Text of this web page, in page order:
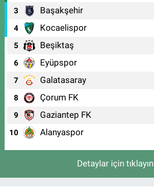
3 Başakşehir
4 Kocaelispor
5 Beşiktaş
6 Eyüpspor
7 Galatasaray
8 Çorum FK
9 Gaziantep FK
10 Alanyaspor
Detaylar için tıklayın